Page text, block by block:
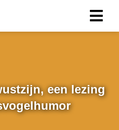
een lezing